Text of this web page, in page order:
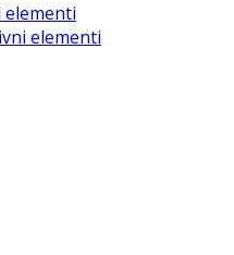
elementi
elementi